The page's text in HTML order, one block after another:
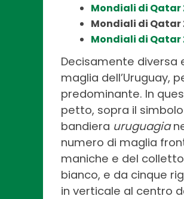
Mondiali di Qatar
Mondiali di Qatar
Mondiali di Qatar
Decisamente diversa
maglia dell’Uruguay,
predominante. In
petto, sopra il
bandiera uruguagia
numero di maglia
maniche e del
bianco, e da cinque
in verticale al centro